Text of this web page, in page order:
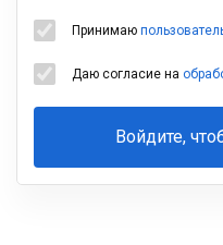
Принимаю
Даю согласие на
Войдите,
Ваша